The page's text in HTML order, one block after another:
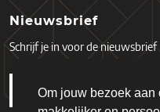
Om jouw bezoek aan
Nieuwsbrief
Schrijf je in voor de nieuwsbrief